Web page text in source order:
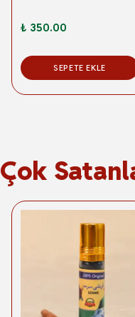
₺ 350.00
SEPETE EKLE
Çok